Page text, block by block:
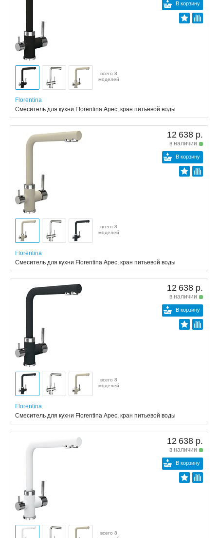
В корзину
всего 8
моделей
Florentina
Смеситель для кухни Florentina Арес, кран питьевой воды
12 638 р.
в наличии
В корзину
всего 8
моделей
Florentina
Смеситель для кухни Florentina Арес, кран питьевой воды
12 638 р.
в наличии
В корзину
всего 8
моделей
Florentina
Смеситель для кухни Florentina Арес, кран питьевой воды
12 638 р.
в наличии
В корзину
всего 8